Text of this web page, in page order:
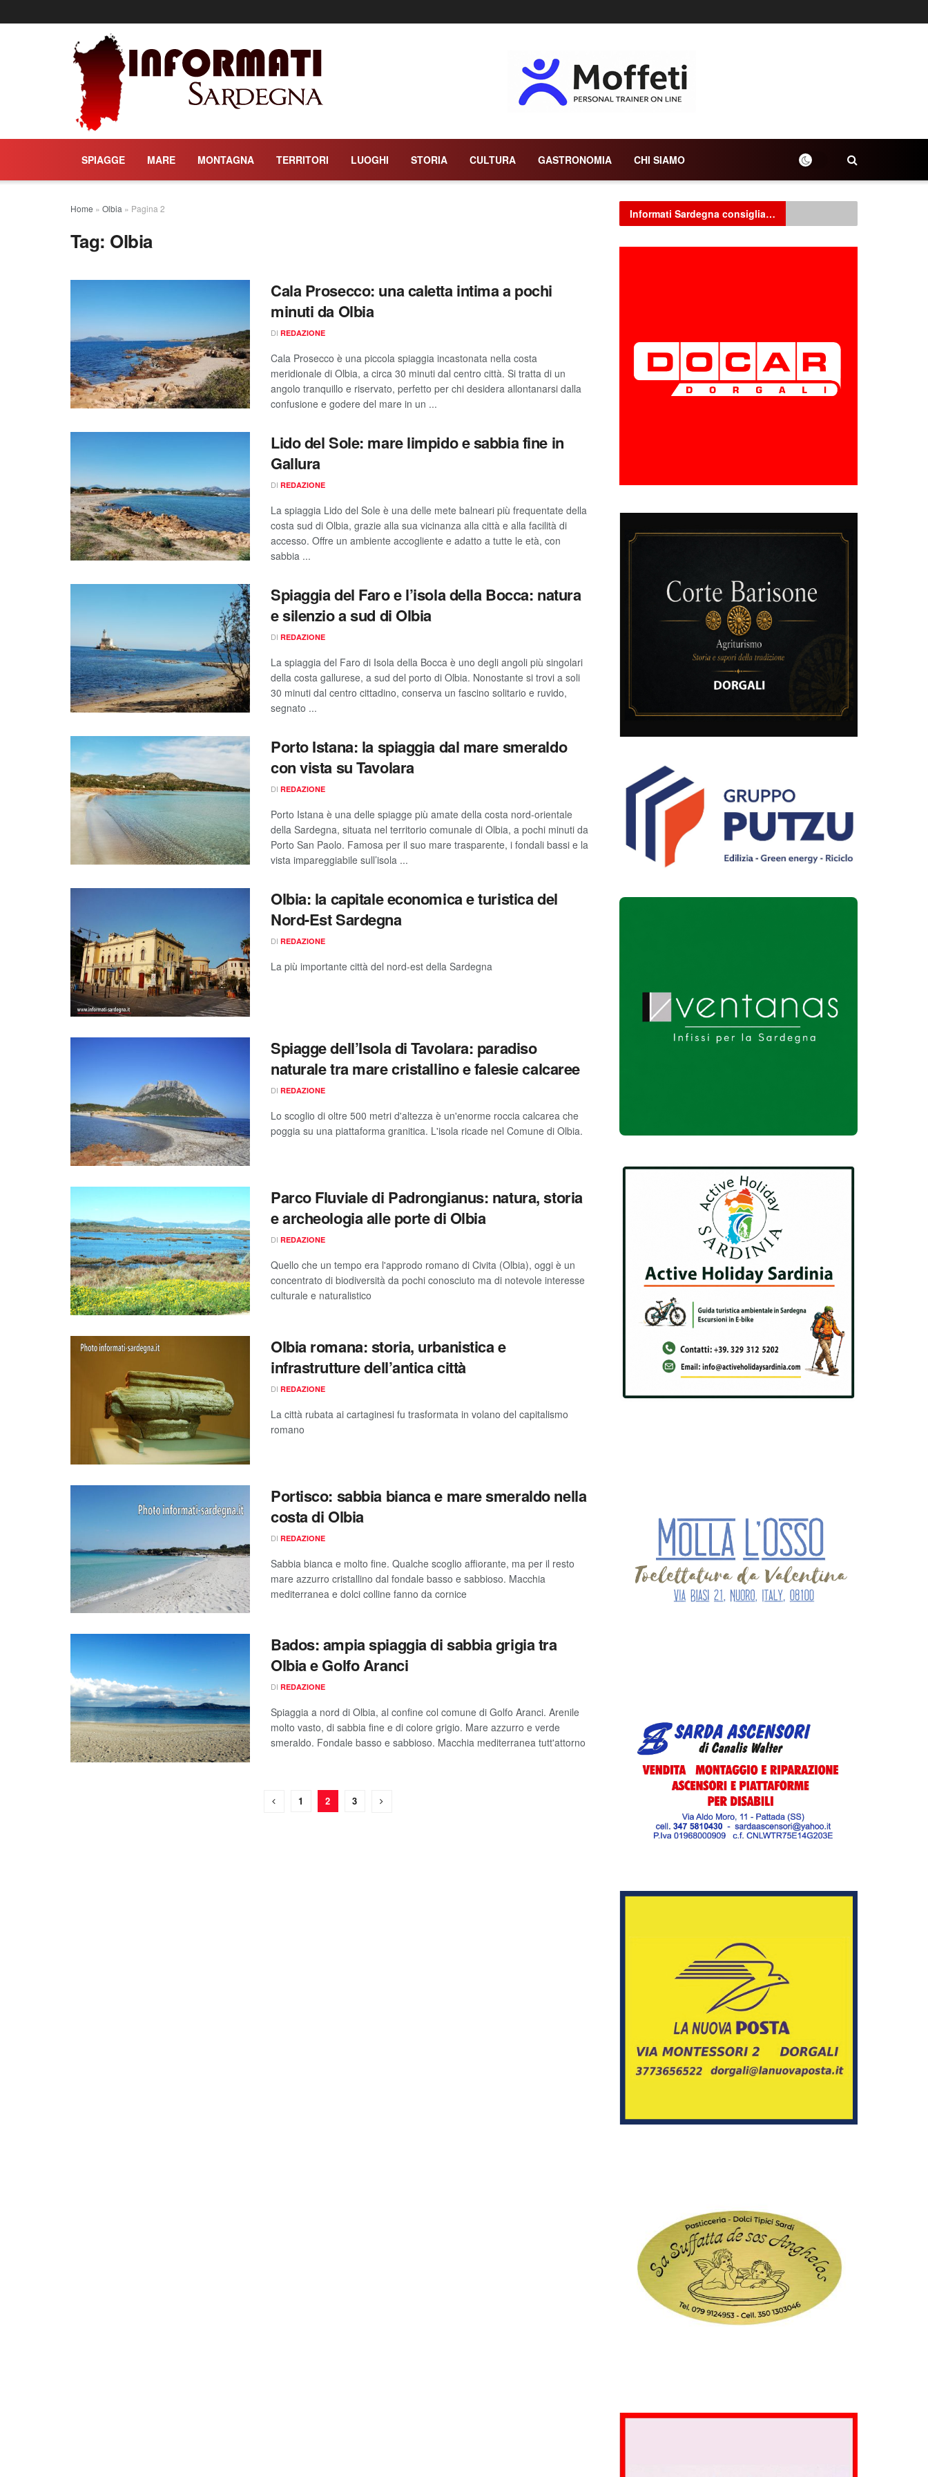
SPIAGGE MARE MONTAGNA TERRITORI LUOGHI STORIA CULTURA GASTRONOMIA CHI SIAMO
Home » Olbia » Pagina 2
Tag: Olbia
Cala Prosecco: una caletta intima a pochi
minuti da Olbia
DI REDAZIONE
Cala Prosecco è una piccola spiaggia incastonata nella costa
meridionale di Olbia, a circa 30 minuti dal centro città. Si tratta di un
angolo tranquillo e riservato, perfetto per chi desidera allontanarsi dalla
confusione e godere del mare in un ...
Lido del Sole: mare limpido e sabbia fine in
Gallura
DI REDAZIONE
La spiaggia Lido del Sole è una delle mete balneari più frequentate della
costa sud di Olbia, grazie alla sua vicinanza alla città e alla facilità di
accesso. Offre un ambiente accogliente e adatto a tutte le età, con
sabbia ...
Spiaggia del Faro e l’isola della Bocca: natura
e silenzio a sud di Olbia
DI REDAZIONE
La spiaggia del Faro di Isola della Bocca è uno degli angoli più singolari
della costa gallurese, a sud del porto di Olbia. Nonostante si trovi a soli
30 minuti dal centro cittadino, conserva un fascino solitario e ruvido,
segnato ...
Porto Istana: la spiaggia dal mare smeraldo
con vista su Tavolara
DI REDAZIONE
Porto Istana è una delle spiagge più amate della costa nord-orientale
della Sardegna, situata nel territorio comunale di Olbia, a pochi minuti da
Porto San Paolo. Famosa per il suo mare trasparente, i fondali bassi e la
vista impareggiabile sull’isola ...
Olbia: la capitale economica e turistica del
Nord-Est Sardegna
DI REDAZIONE
La più importante città del nord-est della Sardegna
Spiagge dell’Isola di Tavolara: paradiso
naturale tra mare cristallino e falesie calcaree
DI REDAZIONE
Lo scoglio di oltre 500 metri d'altezza è un'enorme roccia calcarea che
poggia su una piattaforma granitica. L'isola ricade nel Comune di Olbia.
Parco Fluviale di Padrongianus: natura, storia
e archeologia alle porte di Olbia
DI REDAZIONE
Quello che un tempo era l'approdo romano di Civita (Olbia), oggi è un
concentrato di biodiversità da pochi conosciuto ma di notevole interesse
culturale e naturalistico
Olbia romana: storia, urbanistica e
infrastrutture dell’antica città
DI REDAZIONE
La città rubata ai cartaginesi fu trasformata in volano del capitalismo
romano
Portisco: sabbia bianca e mare smeraldo nella
costa di Olbia
DI REDAZIONE
Sabbia bianca e molto fine. Qualche scoglio affiorante, ma per il resto
mare azzurro cristallino dal fondale basso e sabbioso. Macchia
mediterranea e dolci colline fanno da cornice
Bados: ampia spiaggia di sabbia grigia tra
Olbia e Golfo Aranci
DI REDAZIONE
Spiaggia a nord di Olbia, al confine col comune di Golfo Aranci. Arenile
molto vasto, di sabbia fine e di colore grigio. Mare azzurro e verde
smeraldo. Fondale basso e sabbioso. Macchia mediterranea tutt'attorno
1 2 3
Informati Sardegna consiglia…